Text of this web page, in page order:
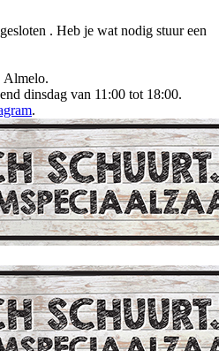
. Heb je wat nodig stuur een
Almelo.
dinsdag van 11:00 tot 18:00.
.